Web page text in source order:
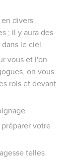
divers
; il y aura des
le ciel.
vous et l'on
on vous
rois et devant
votre
telles